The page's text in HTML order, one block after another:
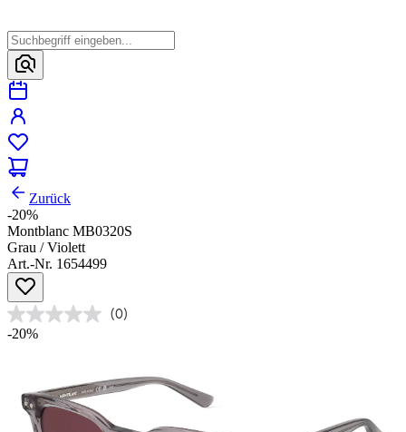
Zurück
-20%
Montblanc MB0320S
Grau / Violett
Art.-Nr. 1654499
(0)
-20%